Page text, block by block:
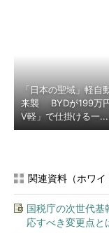
「日本の聖域」軽自
来襲 BYDが199万
V軽」で仕掛ける一...
関連資料（ホワイ
国税庁の次世代基
応すべき変更点と